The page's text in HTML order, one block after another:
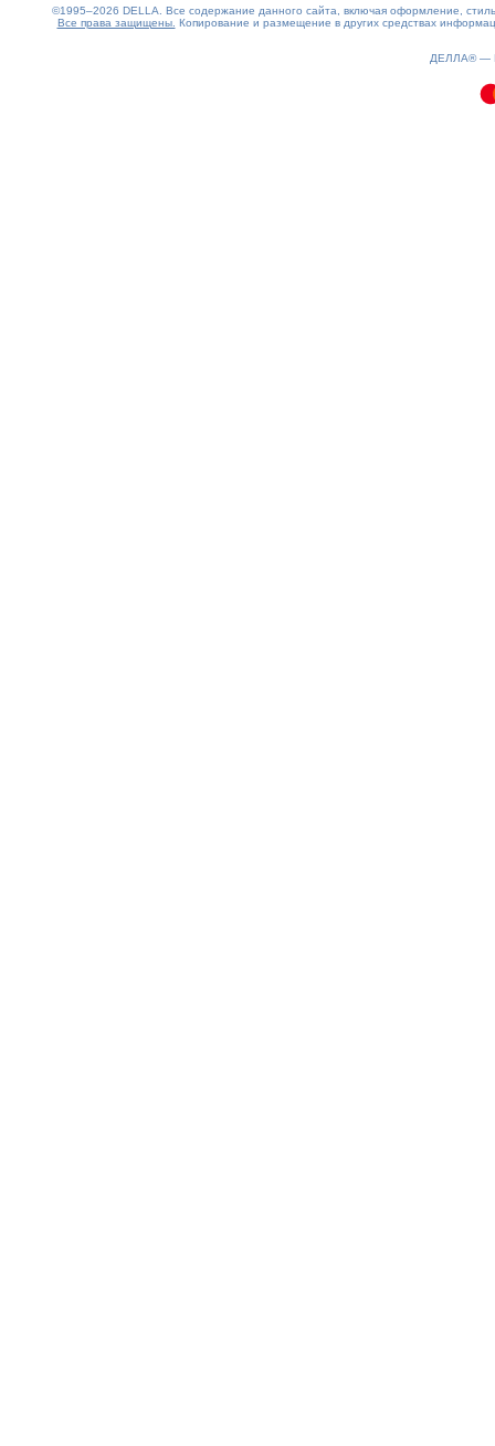
©1995–2026 DELLA. Все содержание данного сайта, включая оформление,
Все права защищены. Копирование и размещение в других средствах
ДЕЛЛА® —